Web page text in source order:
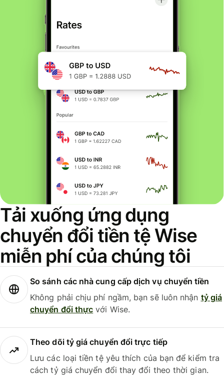
Tải xuống ứng dụng
chuyển đổi tiền tệ Wise
miễn phí của chúng tôi
So sánh các nhà cung cấp dịch vụ chuyển tiền
Không phải chịu phí ngầm, bạn sẽ luôn nhận tỷ giá
chuyển đổi thực với Wise.
Theo dõi tỷ giá chuyển đổi trực tiếp
Lưu các loại tiền tệ yêu thích của bạn để kiểm tra
cách tỷ giá chuyển đổi thay đổi theo thời gian.